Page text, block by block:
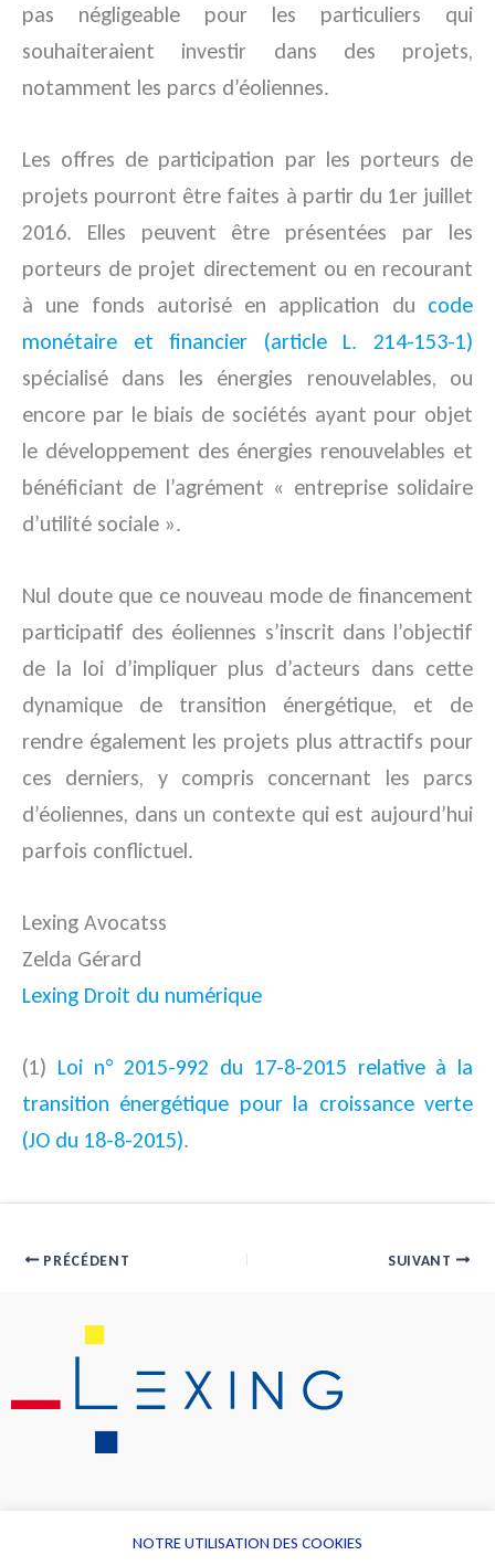
pas négligeable pour les particuliers qui
souhaiteraient investir dans des projets,
notamment les parcs d’éoliennes.
Les offres de participation par les porteurs de
projets pourront être faites à partir du 1er juillet
2016. Elles peuvent être présentées par les
porteurs de projet directement ou en recourant
à une fonds autorisé en application du code
monétaire et financier (article L. 214-153-1)
spécialisé dans les énergies renouvelables, ou
encore par le biais de sociétés ayant pour objet
le développement des énergies renouvelables et
bénéficiant de l’agrément « entreprise solidaire
d’utilité sociale ».
Nul doute que ce nouveau mode de financement
participatif des éoliennes s’inscrit dans l’objectif
de la loi d’impliquer plus d’acteurs dans cette
dynamique de transition énergétique, et de
rendre également les projets plus attractifs pour
ces derniers, y compris concernant les parcs
d’éoliennes, dans un contexte qui est aujourd’hui
parfois conflictuel.
Lexing Avocatss
Zelda Gérard
Lexing Droit du numérique
(1) Loi n° 2015-992 du 17-8-2015 relative à la
transition énergétique pour la croissance verte
(JO du 18-8-2015).
PRÉCÉDENT SUIVANT
NOTRE UTILISATION DES COOKIES